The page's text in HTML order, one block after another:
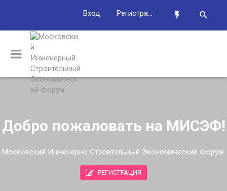
Вход Регистрация
Добро пожаловать на МИСЭФ!
Московский Инженерно Строительный Экономический Форум.
РЕГИСТРАЦИЯ